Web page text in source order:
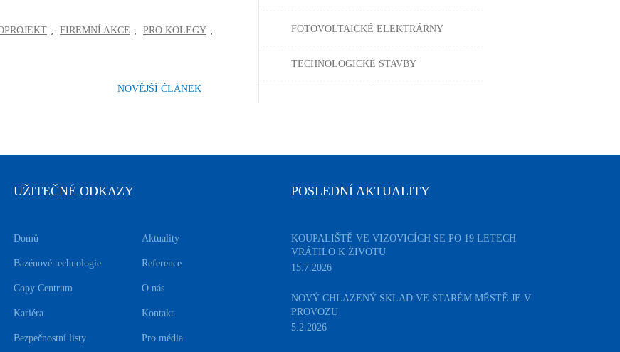
FIREMNÍ AKCE PRO KOLEGY
NOVĚJŠÍ ČLÁNEK
FOTOVOLTAICKÉ ELEKTRÁRNY
TECHNOLOGICKÉ STAVBY
UŽITEČNÉ ODKAZY
Domů Aktuality
Bazénové technologie Reference
Copy Centrum O nás
Kariéra Kontakt
Bezpečnostní listy Pro média
POSLEDNÍ AKTUALITY
KOUPALIŠTĚ VE VIZOVICÍCH SE PO 19 LETECH
VRÁTILO K ŽIVOTU
15.7.2026
NOVÝ CHLAZENÝ SKLAD VE STARÉM MĚSTĚ JE V
PROVOZU
5.2.2026